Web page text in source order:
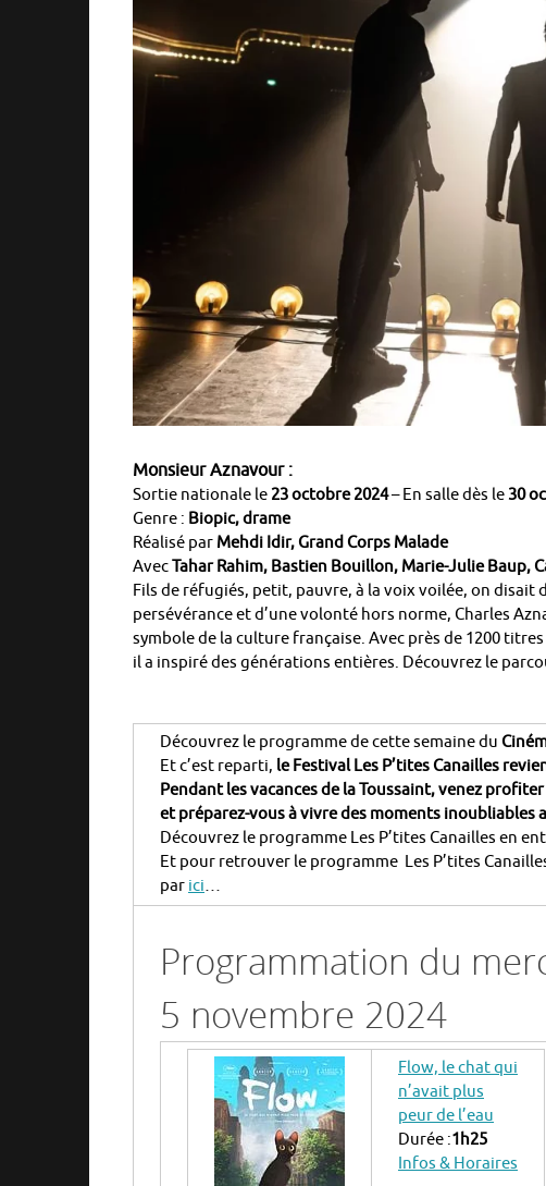
Monsieur Aznavour :
Sortie nationale le 23 octobre 2024–En salle dès le 30
Genre : Biopic, drame
Réalisé par Mehdi Idir, Grand Corps Malade
AvecTahar Rahim, Bastien Bouillon, Marie-Julie Baup,
Fils de réfugiés, petit, pauvre, à la voix voilée, on disait
persévérance et d’une volonté hors norme, Charles
symbole de la culture française. Avec près de 1200
il a inspiré des générations entières. Découvrez le
Découvrez le programme de cette semaine du
Et c’est reparti, le Festival Les P’tites Canailles
Pendant les vacances de la Toussaint, venez
et préparez-vous à vivre des moments inoubliables
Découvrez le programme Les P’tites Canailles en
Et pour retrouver le programme Les P’tites
par ici…
Programmation du
5 novembre 2024
Flow, le chat qui
n’avait plus
peur de l’eau
Durée :1h25
Infos & Horaires